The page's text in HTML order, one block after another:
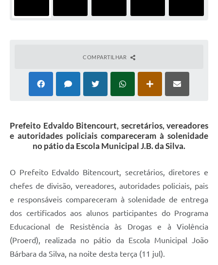
COMPARTILHAR
Prefeito Edvaldo Bitencourt, secretários, vereadores
e autoridades policiais compareceram à solenidade
no pátio da Escola Municipal J.B. da Silva.
O Prefeito Edvaldo Bitencourt, secretários, diretores e
chefes de divisão, vereadores, autoridades policiais, pais
e responsáveis compareceram à solenidade de entrega
dos certificados aos alunos participantes do Programa
Educacional de Resistência às Drogas e à Violência
(Proerd), realizada no pátio da Escola Municipal João
Bárbara da Silva, na noite desta terça (11 jul).